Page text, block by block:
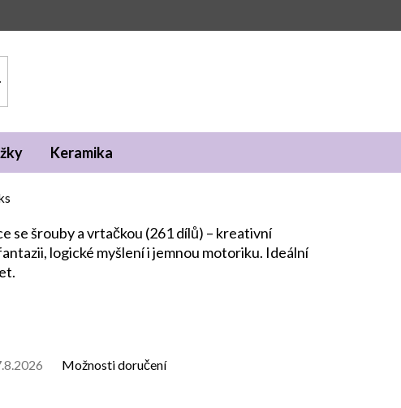
Keramika
Možnosti doručení
se šrouby a vrtačkou (261 dílů) – kreativní
logické myšlení i jemnou motoriku. Ideální